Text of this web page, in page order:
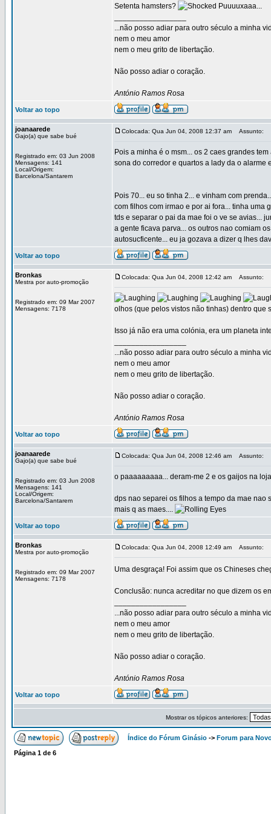
Setenta hamsters?
Puuuuxaaa...
...não posso adiar para outro século a minha
nem o meu amor
nem o meu grito de libertação.
Não posso adiar o coração.
António Ramos Rosa
Voltar ao topo
joanaarede
Gajo(a) que sabe bué
Registrado em: 03 Jun 2008
Mensagens: 141
Local/Origem:
Barcelona/Santarem
Colocada: Qua Jun 04, 2008 12:37 am Assunto:
Pois a minha é o msm... os 2 caes grandes
sona do corredor e quartos a lady da o alarme
Pois 70... eu so tinha 2... e vinham com
com filhos com irmao e por ai fora... tinha uma
tds e separar o pai da mae foi o ve se avias...
a gente ficava parva... os outros nao comiam
autosucficente... eu ja gozava a dizer q lhes
Voltar ao topo
Bronkas
Mestra por auto-promoção
Registrado em: 09 Mar 2007
Mensagens: 7178
Colocada: Qua Jun 04, 2008 12:42 am Assunto:
olhos (que pelos vistos não tinhas) dentro que
Isso já não era uma colónia, era um planeta
...não posso adiar para outro século a minha
nem o meu amor
nem o meu grito de libertação.
Não posso adiar o coração.
António Ramos Rosa
Voltar ao topo
joanaarede
Gajo(a) que sabe bué
Registrado em: 03 Jun 2008
Mensagens: 141
Local/Origem:
Barcelona/Santarem
Colocada: Qua Jun 04, 2008 12:46 am Assunto:
o paaaaaaaaa... deram-me 2 e os gaijos na
dps nao separei os filhos a tempo da mae nao
mais q as maes....
Voltar ao topo
Bronkas
Mestra por auto-promoção
Registrado em: 09 Mar 2007
Mensagens: 7178
Colocada: Qua Jun 04, 2008 12:49 am Assunto:
Uma desgraça! Foi assim que os Chineses
Conclusão: nunca acreditar no que dizem os
...não posso adiar para outro século a minha
nem o meu amor
nem o meu grito de libertação.
Não posso adiar o coração.
António Ramos Rosa
Voltar ao topo
Mostrar os tópicos anteriores:
Índice do Fórum Ginásio -> Forum para
Página 1 de 6